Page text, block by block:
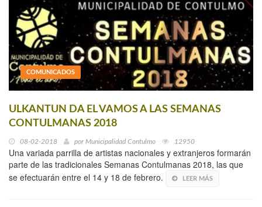
COMUNICADOS
ULKANTUN DA EL VAMOS A LAS SEMANAS
CONTULMANAS 2018
08-02-2018 por Municipalidad Contulmo 12950
Una variada parrilla de artistas nacionales y extranjeros formarán
parte de las tradicionales Semanas Contulmanas 2018, las que
se efectuarán entre el 14 y 18 de febrero.
LEER MÁS